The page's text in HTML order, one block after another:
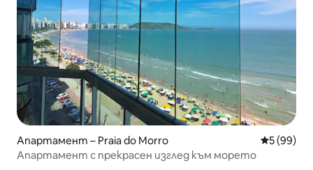
Апартамент – Praia do Morro Средна
5 (99)
Апартамент с прекрасен изглед към морето